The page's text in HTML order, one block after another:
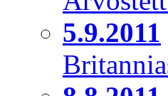
5.9.2011